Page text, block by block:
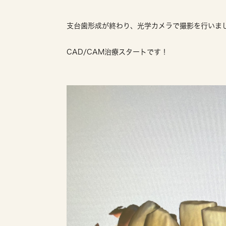
支台歯形成が終わり、光学カメラで撮影を行いま
CAD/CAM治療スタートです！